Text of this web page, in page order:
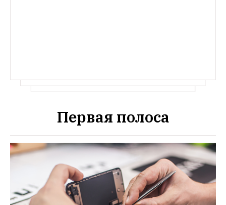
Первая полоса